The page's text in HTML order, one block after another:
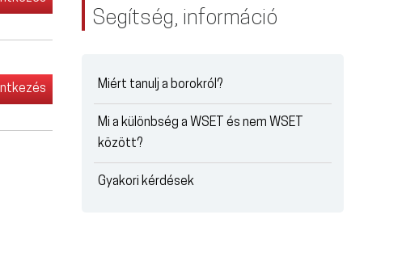
Segítség, információ
Miért tanulj a borokról?
Mi a különbség a WSET és nem WSET
között?
Gyakori kérdések